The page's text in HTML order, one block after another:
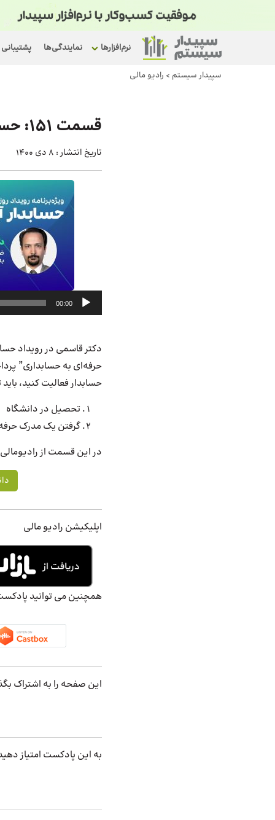
نرم‌افزارها نمایندگی‌ها پشتیبانی
سپیدار سیستم > رادیو مالی
قسمت ۱۵۱: حسابدار آینده – سخنرانی دکتر محسن قاسمی
تاریخ انتشار : 8 دی 1400
پخش‌کننده
صوت
00:00
حرفه‌ای به حسابداری”
حسابدار فعالیت کنید، باید
تحصیل در دانشگاه
گرفتن یک مدرک
در این قسمت از
اپلیکیشن رادیو مالی
همچنین می توانید پادکست
این صفحه را به اشتراک
به این پادکست امتیاز